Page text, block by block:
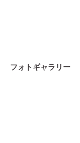
フォトギャラリー